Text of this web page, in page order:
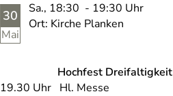
30
Mai
Sa., 18:30 - 19:30 Uhr
Ort: Kirche Planken
Hochfest Dreifaltigkeit
19.30 Uhr Hl. Messe